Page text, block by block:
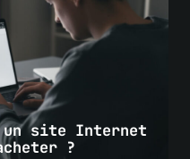
un site Internet
?